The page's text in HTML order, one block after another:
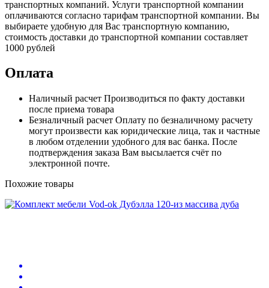
транспортных компаний. Услуги транспортной компании
оплачиваются согласно тарифам транспортной компании. Вы
выбираете удобную для Вас транспортную компанию,
стоимость доставки до транспортной компании составляет
1000 рублей
Оплата
Наличный расчет Производиться по факту доставки
после приема товара
Безналичный расчет Оплату по безналичному расчету
могут произвести как юридические лица, так и частные
в любом отделении удобного для вас банка. После
подтверждения заказа Вам высылается счёт по
электронной почте.
Похожие товары